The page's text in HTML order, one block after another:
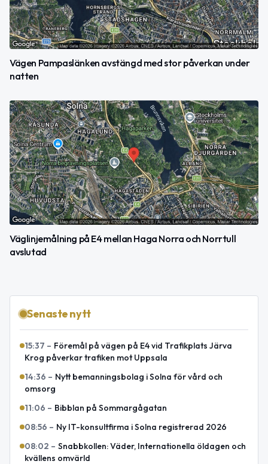
Vägen Pampaslänken avstängd med stor påverkan under
natten
Väglinjemålning på E4 mellan Haga Norra och Norrtull
avslutad
Senaste nytt
15:37 – Föremål på vägen på E4 vid Trafikplats Järva
Krog påverkar trafiken mot Uppsala
14:36 – Nytt bemanningsbolag i Solna för vård och
omsorg
11:06 – Bibblan på Sommargågatan
08:56 – Ny IT-konsultfirma i Solna registrerad 2026
08:02 – Snabbkollen: Väder, Internationella öldagen och
kvällens omvärld